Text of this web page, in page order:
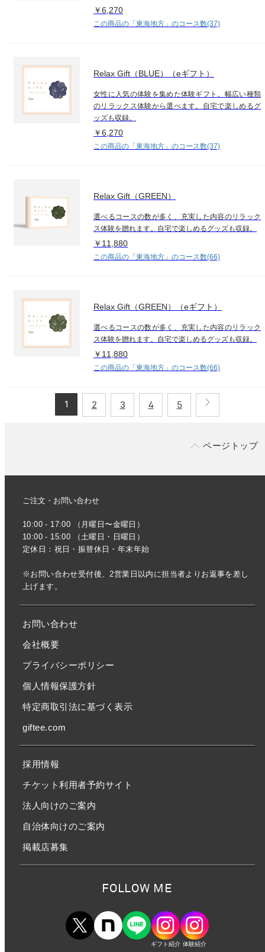
￥6,270
この商品の「東海地方」のコース数(37)
Relax Gift（BLUE）（eギフト）
女性に人気の体験を集めた体験ギフト。幅広い種類
のリラックス体験から選べます。自宅で楽しめるグ
ッズも収録。
￥6,270
この商品の「東海地方」のコース数(37)
Relax Gift（GREEN）
選べるコースの数が多く、充実した内容のリラック
ス体験を贈れます。自宅で楽しめるグッズも収録。
￥11,880
この商品の「東海地方」のコース数(66)
Relax Gift（GREEN）（eギフト）
選べるコースの数が多く、充実した内容のリラック
ス体験を贈れます。自宅で楽しめるグッズも収録。
￥11,880
この商品の「東海地方」のコース数(66)
1 2 3 4 5
ページトップ
ご注文・お問い合わせ
10:00 - 17:00 （月曜日〜金曜日）
10:00 - 15:00 （土曜日・日曜日）
定休日：祝日・振替休日・年末年始
※お問い合わせ受付後、2営業日以内に担当者よりお返事を差し
上げます。
お問い合わせ
会社概要
プライバシーポリシー
個人情報保護方針
特定商取引法に基づく表示
giftee.com
採用情報
チケット利用者予約サイト
法人向けのご案内
自治体向けのご案内
掲載店募集
FOLLOW ME
ギフト紹介 体験紹介